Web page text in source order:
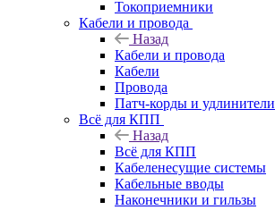
Токоприемники
Кабели и провода
Назад
Кабели и провода
Кабели
Провода
Патч-корды и удлинители
Всё для КПП
Назад
Всё для КПП
Кабеленесущие системы
Кабельные вводы
Наконечники и гильзы